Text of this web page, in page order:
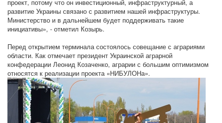
проект, потому что он инвестиционный, инфраструктурный, а
развитие Украины связано с развитием нашей инфраструктуры.
Министерство и в дальнейшем будет поддерживать такие
инициативы», - отметил Козырь.
Перед открытием терминала состоялось совещание с аграриями
области. Как отмечает президент Украинской аграрной
конфедерации Леонид Козаченко, аграрии с большим оптимизмом
относятся к реализации проекта «НИБУЛОНа».